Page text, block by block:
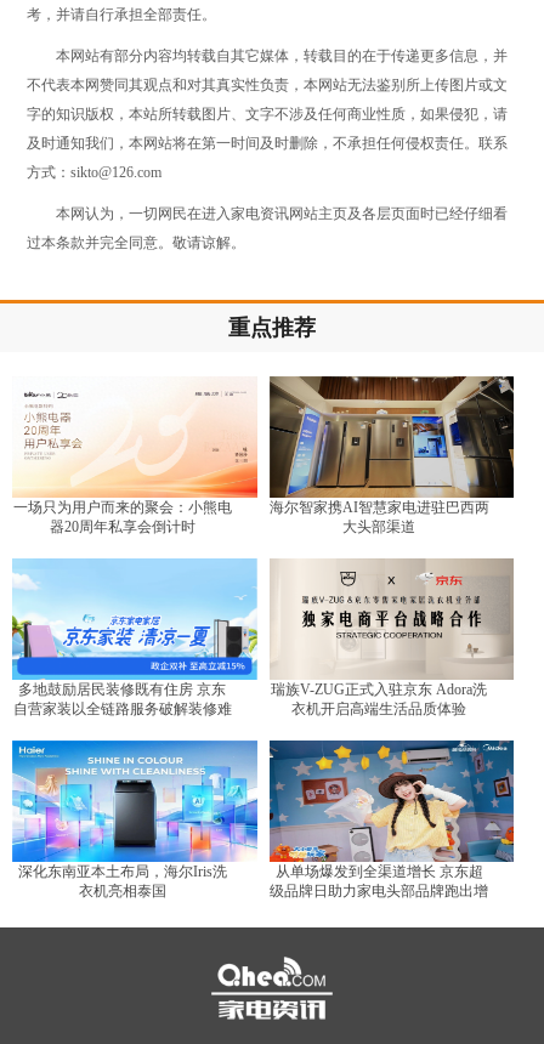
考，并请自行承担全部责任。
本网站有部分内容均转载自其它媒体，转载目的在于传递更多信息，并
不代表本网赞同其观点和对其真实性负责，本网站无法鉴别所上传图片或文
字的知识版权，本站所转载图片、文字不涉及任何商业性质，如果侵犯，请
及时通知我们，本网站将在第一时间及时删除，不承担任何侵权责任。联系
方式：sikto@126.com
本网认为，一切网民在进入家电资讯网站主页及各层页面时已经仔细看
过本条款并完全同意。敬请谅解。
重点推荐
一场只为用户而来的聚会：小熊电
器20周年私享会倒计时
海尔智家携AI智慧家电进驻巴西两
大头部渠道
多地鼓励居民装修既有住房 京东
自营家装以全链路服务破解装修难
瑞族V-ZUG正式入驻京东 Adora洗
衣机开启高端生活品质体验
深化东南亚本土布局，海尔Iris洗
衣机亮相泰国
从单场爆发到全渠道增长 京东超
级品牌日助力家电头部品牌跑出增